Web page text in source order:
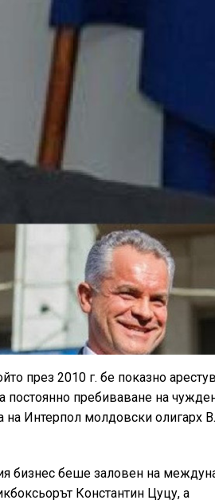
през 2010 г. бе показно
постоянно пребиваване на
на Интерпол молдовски олигарх
бизнес беше заловен на
Константин Цуцу, а